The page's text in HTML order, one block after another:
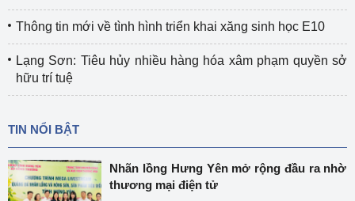
Thông tin mới về tình hình triển khai xăng sinh học E10
Lạng Sơn: Tiêu hủy nhiều hàng hóa xâm phạm quyền sở
hữu trí tuệ
TIN NỔI BẬT
Nhãn lồng Hưng Yên mở rộng đầu ra nhờ
thương mại điện tử